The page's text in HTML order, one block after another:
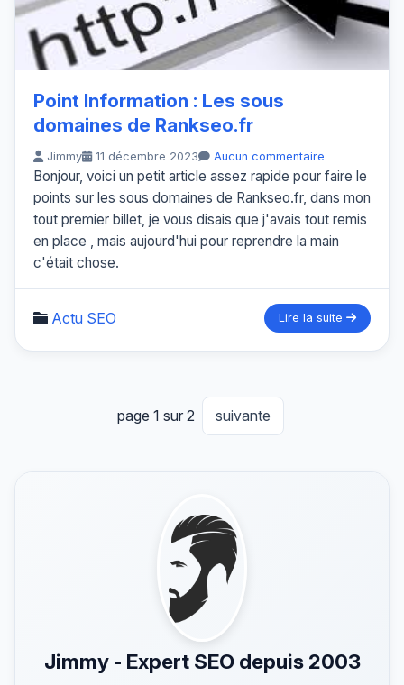
Point Information : Les sous
domaines de Rankseo.fr
Jimmy 11 décembre 2023 Aucun commentaire
Bonjour, voici un petit article assez rapide pour faire le
points sur les sous domaines de Rankseo.fr, dans mon
tout premier billet, je vous disais que j'avais tout remis
en place , mais aujourd'hui pour reprendre la main
c'était chose.
Actu SEO Lire la suite
page 1 sur 2 suivante
Jimmy - Expert SEO depuis 2003